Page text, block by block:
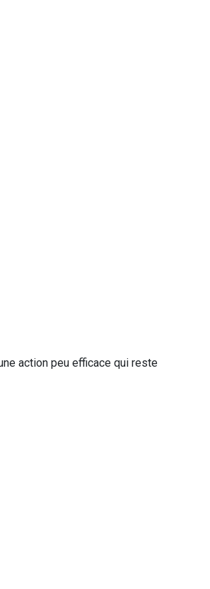
action peu efficace qui reste